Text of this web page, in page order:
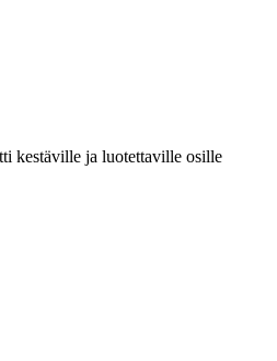
kestäville ja luotettaville osille